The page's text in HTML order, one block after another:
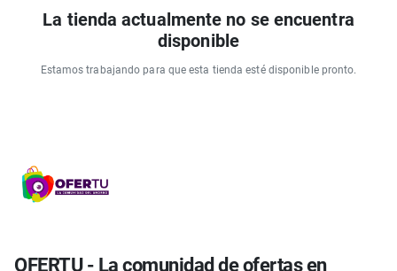
La tienda actualmente no se encuentra
disponible
Estamos trabajando para que esta tienda esté disponible pronto.
OFERTU - La comunidad de ofertas en